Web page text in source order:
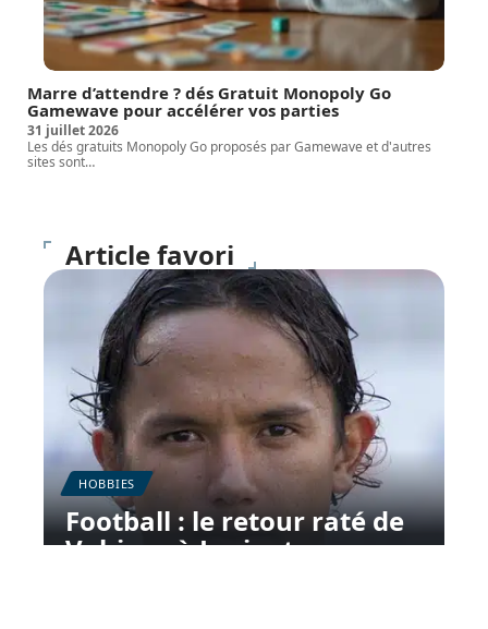
Marre d’attendre ? dés Gratuit Monopoly Go
Gamewave pour accélérer vos parties
31 juillet 2026
Les dés gratuits Monopoly Go proposés par Gamewave et d'autres
sites sont…
Article favori
HOBBIES
Football : le retour raté de
Vahirua à Lorient